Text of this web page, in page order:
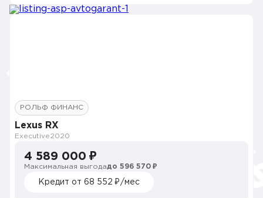
РОЛЬФ ФИНАНС
Lexus RX
Executive2020
4 589 000 ₽
Максимальная выгодадо 596 570 ₽
Кредит от 68 552 ₽/мес